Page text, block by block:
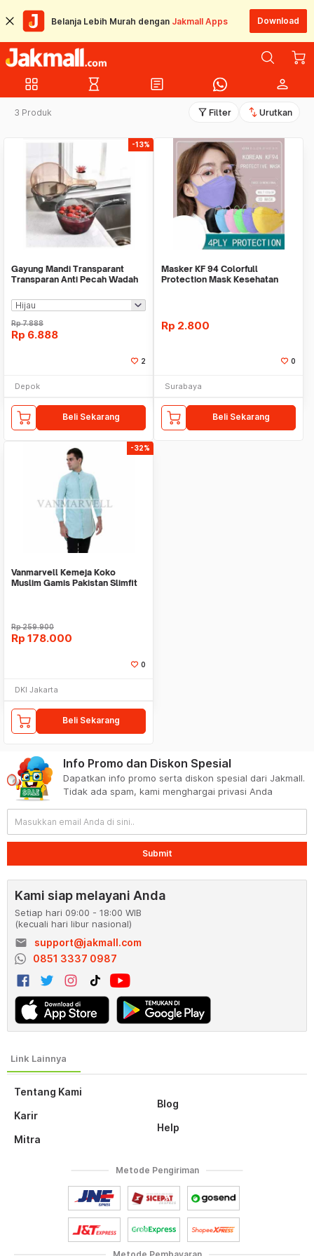
Belanja Lebih Murah dengan Jakmall Apps Download
grid_view hourglass_empty article person
3 Produk filter_alt Filter swap_vert Urutkan
-13%
Gayung Mandi Transparant
Transparan Anti Pecah Wadah
Rp7.888
Rp 6.888
2
Depok
Beli Sekarang
Masker KF 94 Colorfull
Protection Mask Kesehatan
Rp 2.800
0
Surabaya
Beli Sekarang
-32%
Vanmarvell Kemeja Koko
Muslim Gamis Pakistan Slimfit
Rp259.900
Rp 178.000
0
DKI Jakarta
Beli Sekarang
Tentang Kami
Karir
Mitra
Blog
Help
Info Promo dan Diskon Spesial
Dapatkan info promo serta diskon spesial dari Jakmall.
Tidak ada spam, kami menghargai privasi Anda
Submit
Kami siap melayani Anda
Setiap hari 09:00 - 18:00 WIB
(kecuali hari libur nasional)
email
support@jakmall.com
0851 3337 0987
Metode Pengiriman